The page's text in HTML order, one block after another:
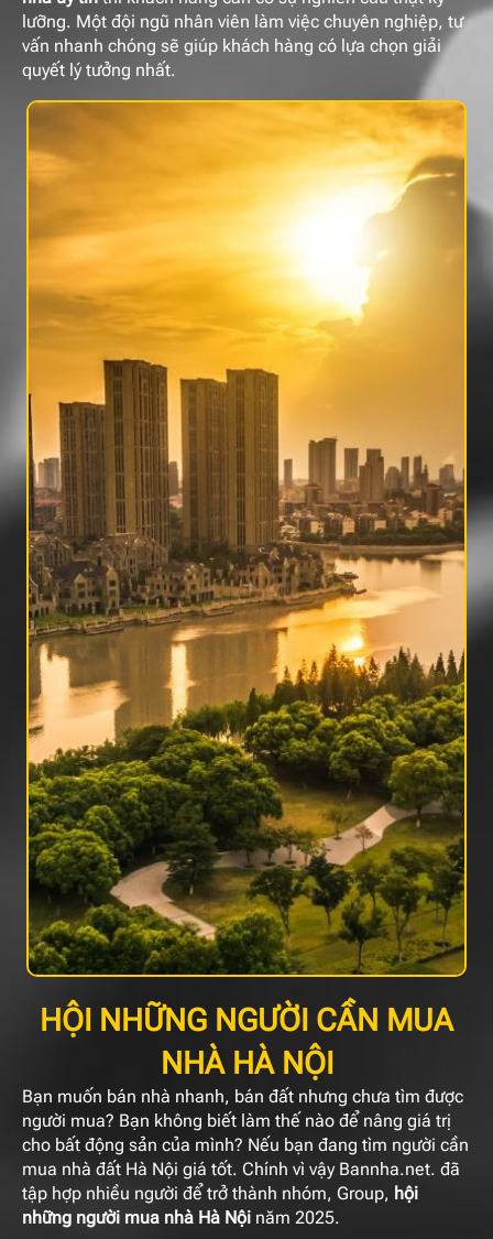
lưỡng. Một đội ngũ nhân viên làm việc chuyên nghiệp, tư
vấn nhanh chóng sẽ giúp khách hàng có lựa chọn giải
quyết lý tưởng nhất.
HỘI NHỮNG NGƯỜI CẦN MUA
NHÀ HÀ NỘI
Bạn muốn bán nhà nhanh, bán đất nhưng chưa tìm được
người mua? Bạn không biết làm thế nào để nâng giá trị
cho bất động sản của mình? Nếu bạn đang tìm người cần
mua nhà đất Hà Nội giá tốt. Chính vì vậy Bannha.net. đã
tập hợp nhiều người để trở thành nhóm, Group, hội
những người mua nhà Hà Nội năm 2025.